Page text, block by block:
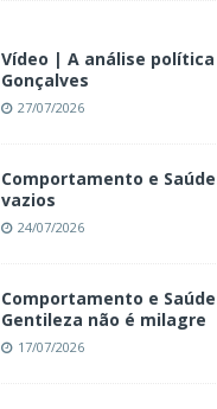
Vídeo | A análise
Gonçalves
27/07/2026
Comportamento e
vazios
24/07/2026
Comportamento e
Gentileza não é milagre
17/07/2026